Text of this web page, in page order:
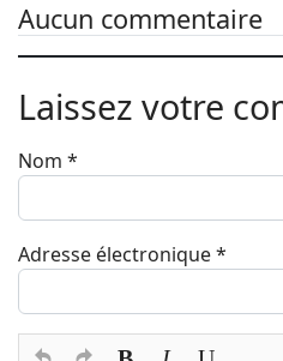
Aucun commentaire
Laissez votre
Nom *
Adresse électronique*
Texte du commentaire